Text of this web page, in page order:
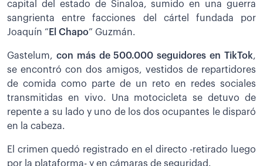
capital del estado de Sinaloa, sumido en una guerra
sangrienta entre facciones del cártel fundada por
Joaquín “ El Chapo” Guzmán.
Gastelum, con más de 500.000 seguidores en TikTok,
se encontró con dos amigos, vestidos de repartidores
de comida como parte de un reto en redes sociales
transmitidas en vivo. Una motocicleta se detuvo de
repente a su lado y uno de los dos ocupantes le disparó
en la cabeza.
El crimen quedó registrado en el directo -retirado luego
por la plataforma- y en cámaras de seguridad.